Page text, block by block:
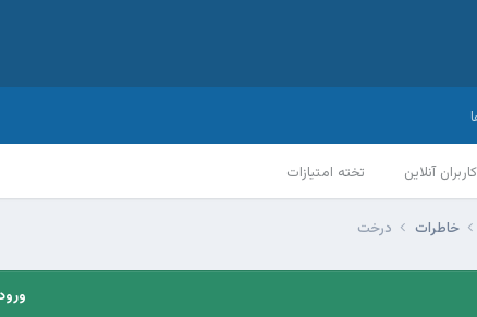
کاربران آنلاین تخته امتیازات
خاطرات درخت